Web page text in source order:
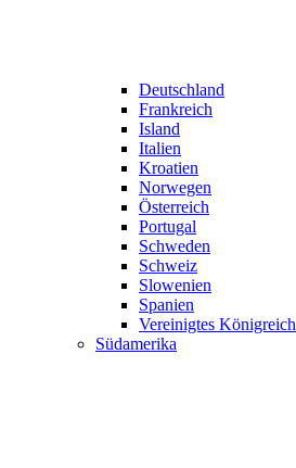
Deutschland
Frankreich
Island
Italien
Kroatien
Norwegen
Österreich
Portugal
Schweden
Schweiz
Slowenien
Spanien
Vereinigtes Königreich
Südamerika